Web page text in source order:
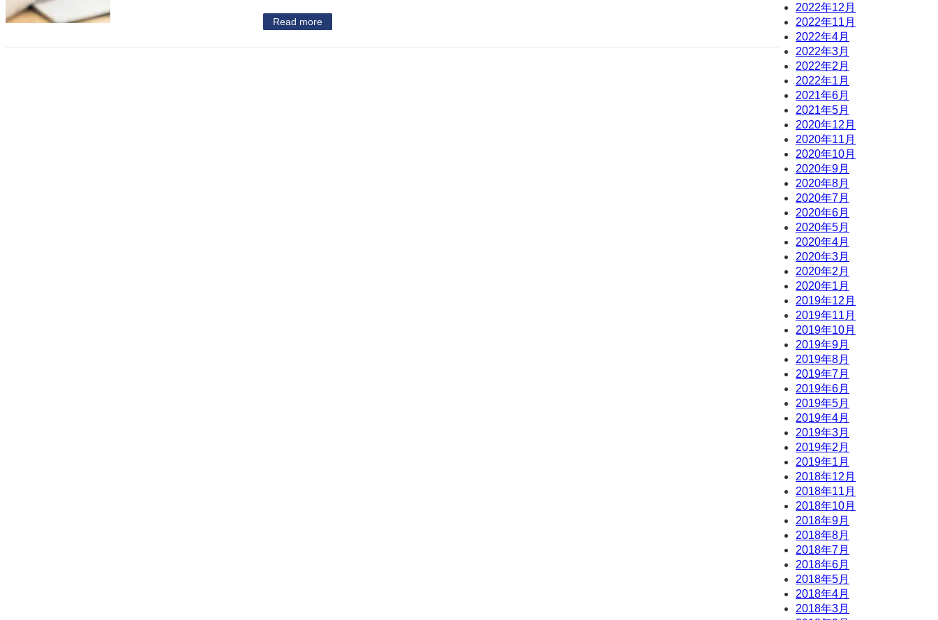
Read more
2022年12月
2022年11月
2022年4月
2022年3月
2022年2月
2022年1月
2021年6月
2021年5月
2020年12月
2020年11月
2020年10月
2020年9月
2020年8月
2020年7月
2020年6月
2020年5月
2020年4月
2020年3月
2020年2月
2020年1月
2019年12月
2019年11月
2019年10月
2019年9月
2019年8月
2019年7月
2019年6月
2019年5月
2019年4月
2019年3月
2019年2月
2019年1月
2018年12月
2018年11月
2018年10月
2018年9月
2018年8月
2018年7月
2018年6月
2018年5月
2018年4月
2018年3月